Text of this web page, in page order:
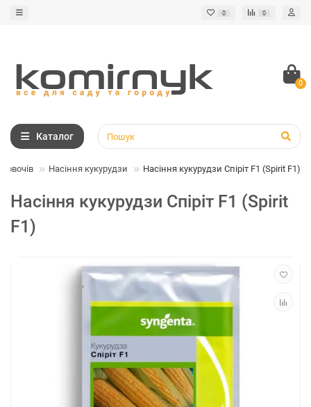
0 0
0
Каталог
овочів Насіння кукурудзи Насіння кукурудзи Спіріт F1 (Spirit F1)
Насіння кукурудзи Спіріт F1 (Spirit
F1)